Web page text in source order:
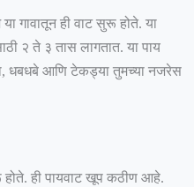
गावातून ही वाट सुरू होते. या
२ ते ३ तास लागतात. या पाय
धबधबे आणि टेकड्या तुमच्या नजरेस
होते. ही पायवाट खूप कठीण आहे.